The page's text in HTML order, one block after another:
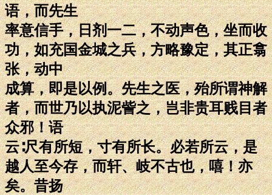
语，而先生
率意信手，日剂一二，不动声色，坐而收
功，如充国金城之兵，方略豫定，其正翕
张，动中
成算，即是以例。先生之医，殆所谓神解
者，而世乃以执泥訾之，岂非贵耳贱目者
众邪！语
云∶尺有所短，寸有所长。必若所云，是
越人至今存，而轩、岐不古也，嘻！亦
矣。昔扬